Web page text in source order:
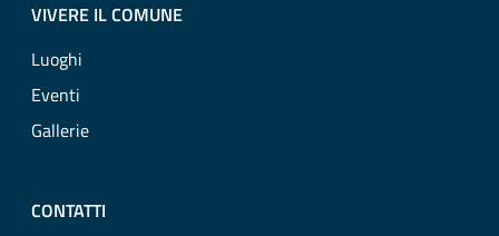
VIVERE IL COMUNE
Luoghi
Eventi
Gallerie
CONTATTI